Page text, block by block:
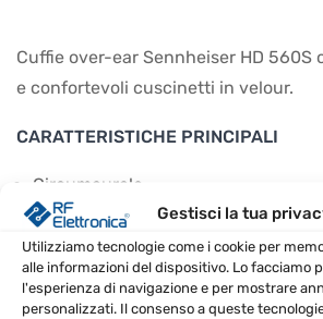
Gestisci la tua
Utilizziamo tecnologie come i cookie per
alle informazioni del dispositivo. Lo facciamo
l'esperienza di navigazione e per mostrare
personalizzati. Il consenso a queste
Cuffie over-ear Sennheiser HD 560S
e confortevoli cuscinetti in velour.
CARATTERISTICHE PRINCIPALI
Circumaurale
Aperte
Cuscinetti auricolari in velour
Cavo staccabile da 1,8 m con spina
Include adattatore per spina jack